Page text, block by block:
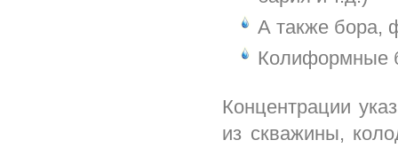
А также бора,
Колиформные
Концентрации
из скважины,